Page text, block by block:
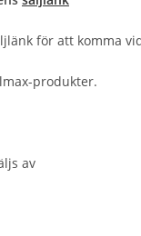
för att komma
produkter.
av